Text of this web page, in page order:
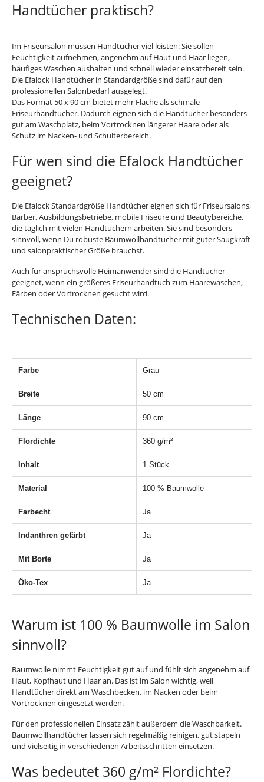
Handtücher praktisch?
Im Friseursalon müssen Handtücher viel leisten: Sie sollen
Feuchtigkeit aufnehmen, angenehm auf Haut und Haar liegen,
häufiges Waschen aushalten und schnell wieder einsatzbereit sein.
Die Efalock Handtücher in Standardgröße sind dafür auf den
professionellen Salonbedarf ausgelegt.
Das Format 50 x 90 cm bietet mehr Fläche als schmale
Friseurhandtücher. Dadurch eignen sich die Handtücher besonders
gut am Waschplatz, beim Vortrocknen längerer Haare oder als
Schutz im Nacken- und Schulterbereich.
Für wen sind die Efalock Handtücher
geeignet?
Die Efalock Standardgröße Handtücher eignen sich für Friseursalons,
Barber, Ausbildungsbetriebe, mobile Friseure und Beautybereiche,
die täglich mit vielen Handtüchern arbeiten. Sie sind besonders
sinnvoll, wenn Du robuste Baumwollhandtücher mit guter Saugkraft
und salonpraktischer Größe brauchst.
Auch für anspruchsvolle Heimanwender sind die Handtücher
geeignet, wenn ein größeres Friseurhandtuch zum Haarewaschen,
Färben oder Vortrocknen gesucht wird.
Technischen Daten:
Farbe Grau
Breite 50 cm
Länge 90 cm
Flordichte 360 g/m²
Inhalt 1 Stück
Material 100 % Baumwolle
Farbecht Ja
Indanthren gefärbt Ja
Mit Borte Ja
Öko-Tex Ja
Warum ist 100 % Baumwolle im Salon
sinnvoll?
Baumwolle nimmt Feuchtigkeit gut auf und fühlt sich angenehm auf
Haut, Kopfhaut und Haar an. Das ist im Salon wichtig, weil
Handtücher direkt am Waschbecken, im Nacken oder beim
Vortrocknen eingesetzt werden.
Für den professionellen Einsatz zählt außerdem die Waschbarkeit.
Baumwollhandtücher lassen sich regelmäßig reinigen, gut stapeln
und vielseitig in verschiedenen Arbeitsschritten einsetzen.
Was bedeutet 360 g/m² Flordichte?